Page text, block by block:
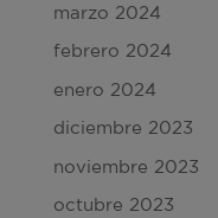
marzo 2024
febrero 2024
enero 2024
diciembre 2023
noviembre 2023
octubre 2023